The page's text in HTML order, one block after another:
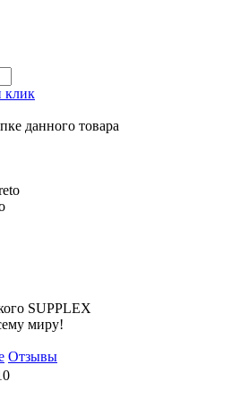
клик
данного товара
SUPPLEX
миру!
Отзывы